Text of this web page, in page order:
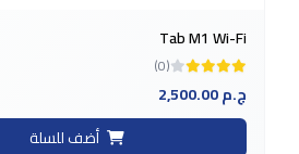
Tab M1 Wi-Fi
(0)
2,500.00 ج.م
أضف للسلة